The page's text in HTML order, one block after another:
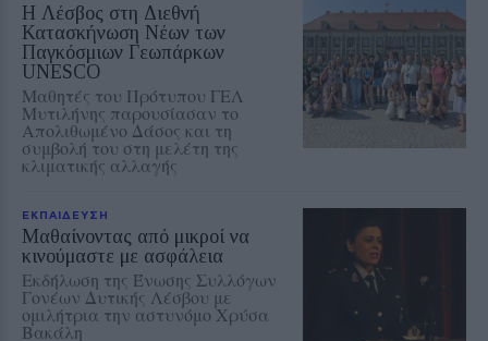
Η Λέσβος στη Διεθνή
Κατασκήνωση Νέων των
Παγκόσμιων Γεωπάρκων
UNESCO
Μαθητές του Πρότυπου ΓΕΛ
Μυτιλήνης παρουσίασαν το
Απολιθωμένο Δάσος και τη
συμβολή του στη μελέτη της
κλιματικής αλλαγής
ΕΚΠΑΙΔΕΥΣΗ
Μαθαίνοντας από μικροί να
κινούμαστε με ασφάλεια
Εκδήλωση της Ένωσης Συλλόγων
Γονέων Δυτικής Λέσβου με
ομιλήτρια την αστυνόμο Χρύσα
Βακάλη